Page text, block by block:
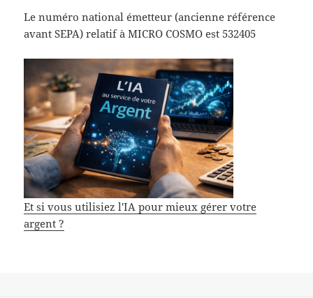
Le numéro national émetteur (ancienne référence
avant SEPA) relatif à MICRO COSMO est 532405
Et si vous utilisiez l'IA pour mieux gérer votre
argent ?